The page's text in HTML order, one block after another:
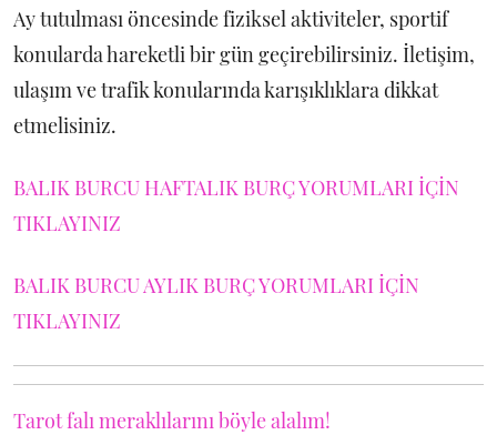
Ay tutulması öncesinde fiziksel aktiviteler, sportif
konularda hareketli bir gün geçirebilirsiniz. İletişim,
ulaşım ve trafik konularında karışıklıklara dikkat
etmelisiniz.
BALIK BURCU HAFTALIK BURÇ YORUMLARI İÇİN
TIKLAYINIZ
BALIK BURCU AYLIK BURÇ YORUMLARI İÇİN
TIKLAYINIZ
Tarot falı meraklılarını böyle alalım!